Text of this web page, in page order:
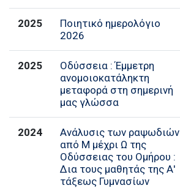
2025
Ποιητικό ημερολόγιο
2026
2025
Οδύσσεια : Έμμετρη
ανομοιοκατάληκτη
μεταφορά στη σημερινή
μας γλώσσα
2024
Ανάλυσις των ραψωδιών
από Μ μέχρι Ω της
Οδύσσειας του Ομήρου :
Δια τους μαθητάς της Α'
τάξεως Γυμνασίων